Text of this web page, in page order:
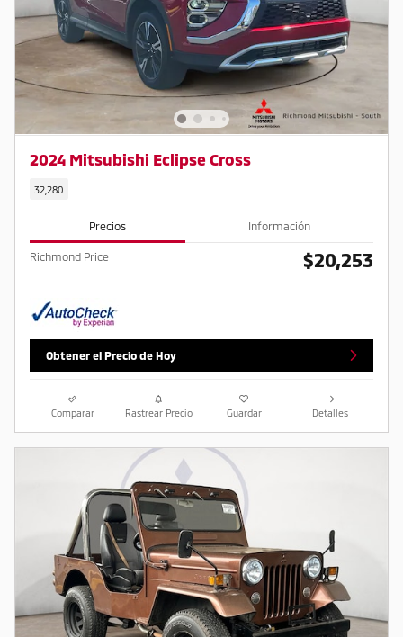
2024 Mitsubishi Eclipse Cross
32,280
Precios Información
Richmond Price $20,253
Obtener el Precio de Hoy
Comparar Rastrear Precio Guardar Detalles